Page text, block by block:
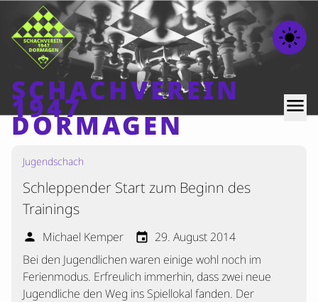
light_mode
SCHACHVEREIN
1947
DORMAGEN
menu
Home
Beiträge
Mannschaften
Ranglisten
Termine
Verschiedenes
Jugendschach
Schleppender Start zum Beginn des
Trainings
person Michael Kemper event 29. August 2014
Bei den Jugendlichen waren einige wohl noch im
Ferienmodus. Erfreulich immerhin, dass zwei neue
Jugendliche den Weg ins Spiellokal fanden. Der